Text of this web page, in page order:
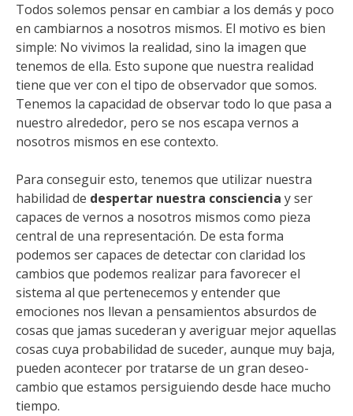
Todos solemos pensar en cambiar a los demás y poco
en cambiarnos a nosotros mismos. El motivo es bien
simple: No vivimos la realidad, sino la imagen que
tenemos de ella. Esto supone que nuestra realidad
tiene que ver con el tipo de observador que somos.
Tenemos la capacidad de observar todo lo que pasa a
nuestro alrededor, pero se nos escapa vernos a
nosotros mismos en ese contexto.
Para conseguir esto, tenemos que utilizar nuestra
habilidad de despertar nuestra consciencia y ser
capaces de vernos a nosotros mismos como pieza
central de una representación. De esta forma
podemos ser capaces de detectar con claridad los
cambios que podemos realizar para favorecer el
sistema al que pertenecemos y entender que
emociones nos llevan a pensamientos absurdos de
cosas que jamas sucederan y averiguar mejor aquellas
cosas cuya probabilidad de suceder, aunque muy baja,
pueden acontecer por tratarse de un gran deseo-
cambio que estamos persiguiendo desde hace mucho
tiempo.